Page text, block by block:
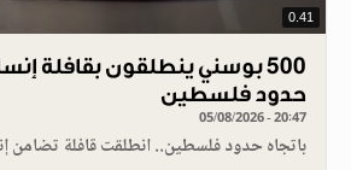
0.41
500 بوسني ينطلقون بقافلة
حدود فلسطين
05/08/2026 - 20:47
باتجاه حدود فلسطين.. انطلقت قافلة